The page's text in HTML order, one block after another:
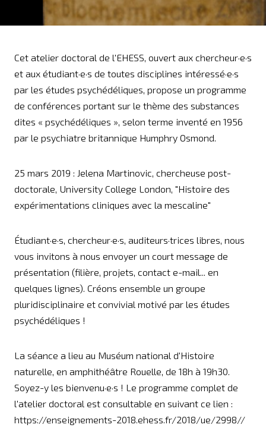
Cet atelier doctoral de l'EHESS, ouvert aux chercheur·e·s
et aux étudiant·e·s de toutes disciplines intéressé·e·s
par les études psychédéliques, propose un programme
de conférences portant sur le thème des substances
dites « psychédéliques », selon terme inventé en 1956
par le psychiatre britannique Humphry Osmond.
25 mars 2019 : Jelena Martinovic, chercheuse post-
doctorale, University College London, "Histoire des
expérimentations cliniques avec la mescaline"
Étudiant·e·s, chercheur·e·s, auditeurs·trices libres, nous
vous invitons à nous envoyer un court message de
présentation (filière, projets, contact e-mail... en
quelques lignes). Créons ensemble un groupe
pluridisciplinaire et convivial motivé par les études
psychédéliques !
La séance a lieu au Muséum national d'Histoire
naturelle, en amphithéâtre Rouelle, de 18h à 19h30.
Soyez-y les bienvenu·e·s ! Le programme complet de
l'atelier doctoral est consultable en suivant ce lien :
https://enseignements-2018.ehess.fr/2018/ue/2998//